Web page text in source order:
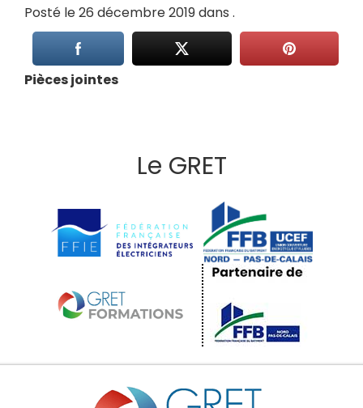
Posté le 26 décembre 2019 dans .
Pièces jointes
Le GRET